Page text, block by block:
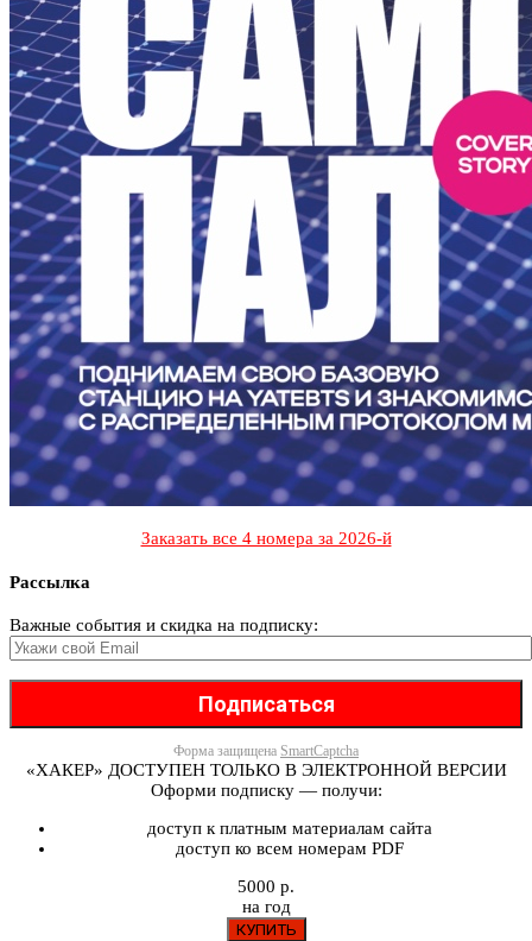
Заказать все 4 номера за 2026-й
Рассылка
Важные события и скидка на подписку:
Форма защищена SmartCaptcha
«ХАКЕР» ДОСТУПЕН ТОЛЬКО В ЭЛЕКТРОННОЙ ВЕРСИИ
Оформи подписку — получи:
доступ к платным материалам сайта
доступ ко всем номерам PDF
5000 р.
на год